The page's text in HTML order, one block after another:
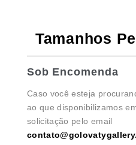
Tamanhos
Sob Encomenda
Caso você esteja
ao que disponibilizamos
solicitação pelo email